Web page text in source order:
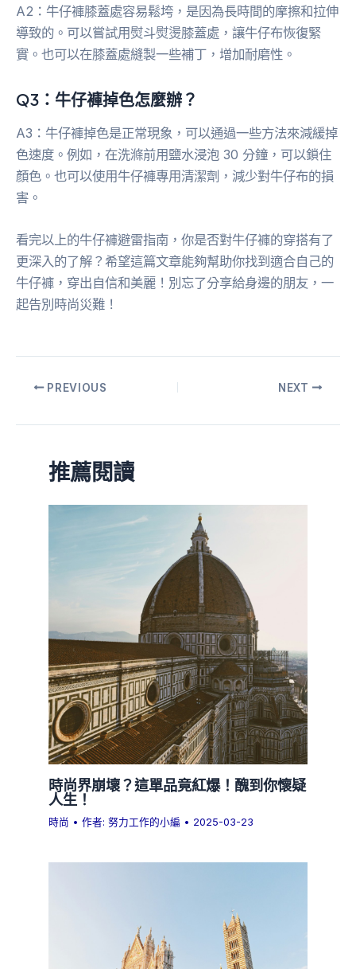
A2：牛仔褲膝蓋處容易鬆垮，是因為長時間的摩擦和拉伸
導致的。可以嘗試用熨斗熨燙膝蓋處，讓牛仔布恢復緊
實。也可以在膝蓋處縫製一些補丁，增加耐磨性。
Q3：牛仔褲掉色怎麼辦？
A3：牛仔褲掉色是正常現象，可以通過一些方法來減緩掉
色速度。例如，在洗滌前用鹽水浸泡 30 分鐘，可以鎖住
顏色。也可以使用牛仔褲專用清潔劑，減少對牛仔布的損
害。
看完以上的牛仔褲避雷指南，你是否對牛仔褲的穿搭有了
更深入的了解？希望這篇文章能夠幫助你找到適合自己的
牛仔褲，穿出自信和美麗！別忘了分享給身邊的朋友，一
起告別時尚災難！
PREVIOUS NEXT
推薦閱讀
時尚界崩壞？這單品竟紅爆！醜到你懷疑
人生！
時尚 • 作者:努力工作的小編 • 2025-03-23